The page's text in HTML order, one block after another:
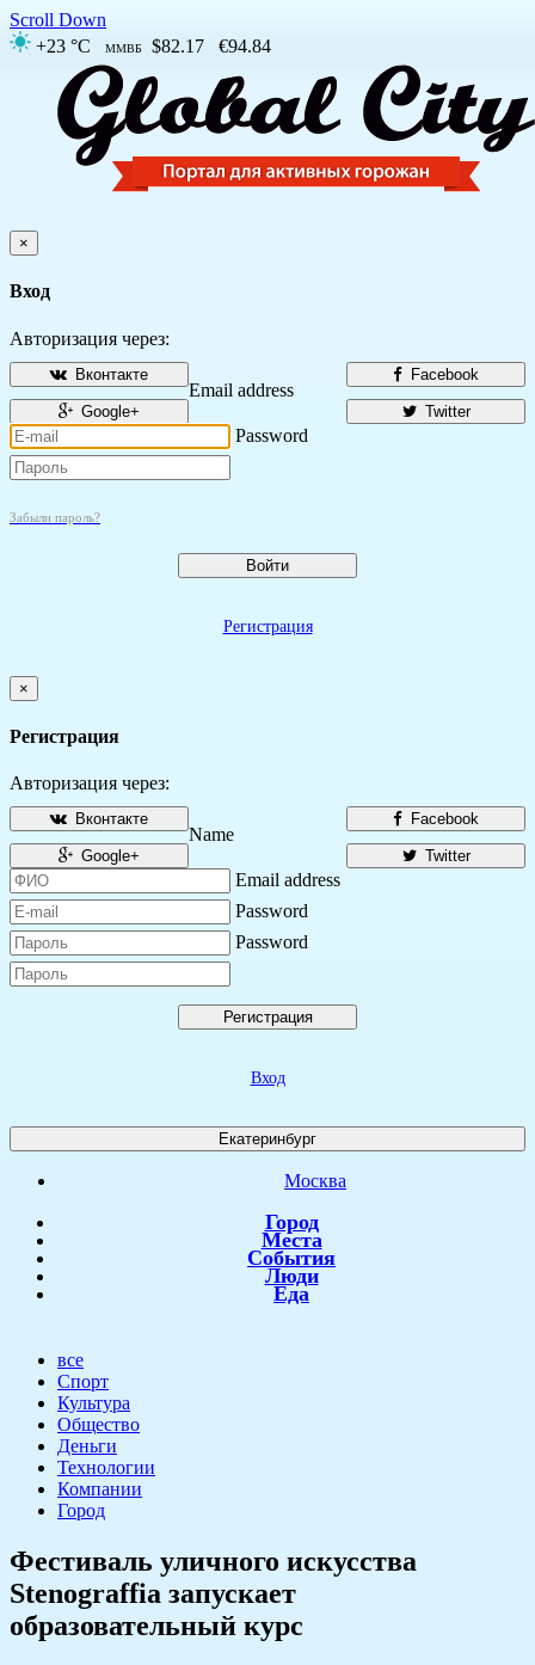
Scroll Down
+23 °C
ММВБ $82.17 €94.84
×
Вход
Авторизация через:
Facebook
Вконтакте
Twitter
Google+
Email address
Password
Забыли пароль?
Войти
Регистрация
×
Регистрация
Авторизация через:
Facebook
Вконтакте
Twitter
Google+
Name
Email address
Password
Password
Регистрация
Вход
Екатеринбург
Москва
Город
Места
События
Люди
Еда
все
Спорт
Культура
Общество
Деньги
Технологии
Компании
Город
​Фестиваль уличного искусства
Stenograffia запускает
образовательный курс